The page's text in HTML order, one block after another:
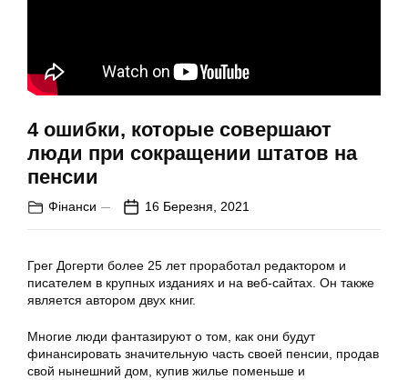
4 ошибки, которые совершают
люди при сокращении штатов на
пенсии
Фінанси 16 Березня, 2021
Грег Догерти более 25 лет проработал редактором и
писателем в крупных изданиях и на веб-сайтах. Он также
является автором двух книг.
Многие люди фантазируют о том, как они будут
финансировать значительную часть своей пенсии, продав
свой нынешний дом, купив жилье поменьше и